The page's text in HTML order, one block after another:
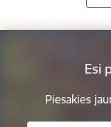
Esi
Piesakies